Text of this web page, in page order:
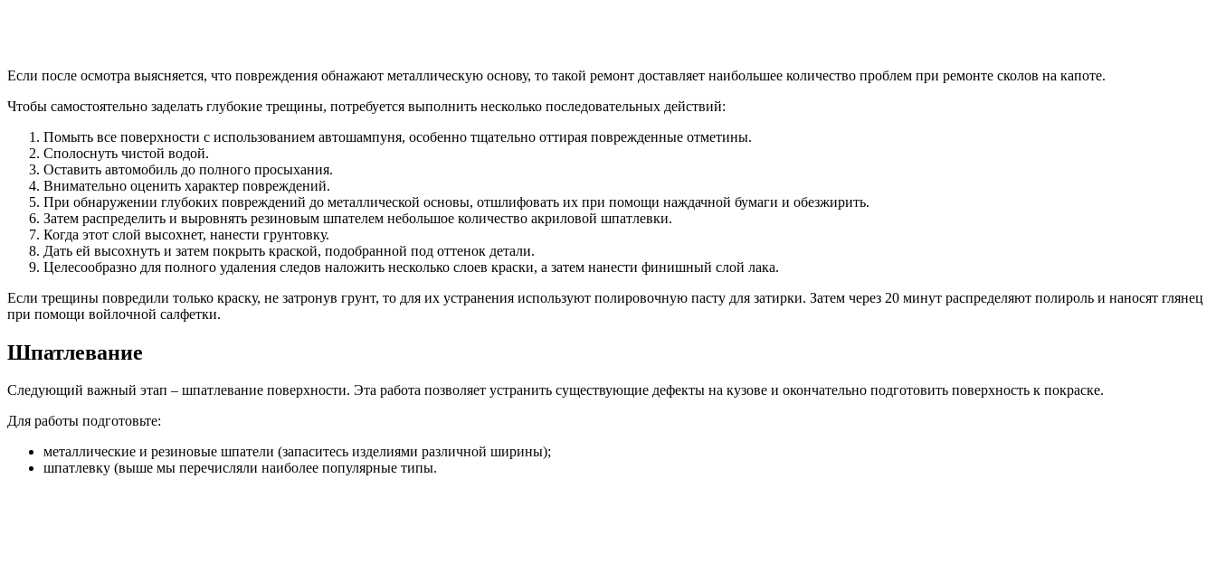
Если после осмотра выясняется, что повреждения обнажают металлическую основу, то такой ремонт доставляет наибольшее количество проблем при ремонте сколов на капоте.
Чтобы самостоятельно заделать глубокие трещины, потребуется выполнить несколько последовательных действий:
Помыть все поверхности с использованием автошампуня, особенно тщательно оттирая поврежденные отметины.
Сполоснуть чистой водой.
Оставить автомобиль до полного просыхания.
Внимательно оценить характер повреждений.
При обнаружении глубоких повреждений до металлической основы, отшлифовать их при помощи наждачной бумаги и обезжирить.
Затем распределить и выровнять резиновым шпателем небольшое количество акриловой шпатлевки.
Когда этот слой высохнет, нанести грунтовку.
Дать ей высохнуть и затем покрыть краской, подобранной под оттенок детали.
Целесообразно для полного удаления следов наложить несколько слоев краски, а затем нанести финишный слой лака.
Если трещины повредили только краску, не затронув грунт, то для их устранения используют полировочную пасту для затирки. Затем через 20 минут распределяют полироль и наносят глянец
при помощи войлочной салфетки.
Шпатлевание
Следующий важный этап – шпатлевание поверхности. Эта работа позволяет устранить существующие дефекты на кузове и окончательно подготовить поверхность к покраске.
Для работы подготовьте:
металлические и резиновые шпатели (запаситесь изделиями различной ширины);
шпатлевку (выше мы перечисляли наиболее популярные типы.